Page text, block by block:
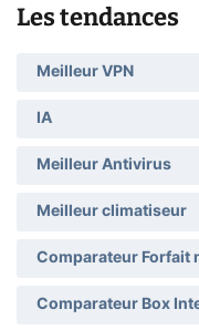
Les tendances
Meilleur VPN
IA
Meilleur Antivirus
Meilleur climatiseur
Comparateur Forfait
Comparateur Box